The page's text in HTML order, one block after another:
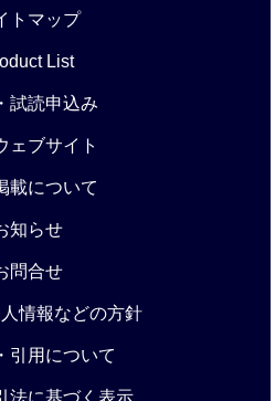
トマップ
List
試読申込み
ェブサイト
載について
知らせ
問合せ
情報などの方針
引用について